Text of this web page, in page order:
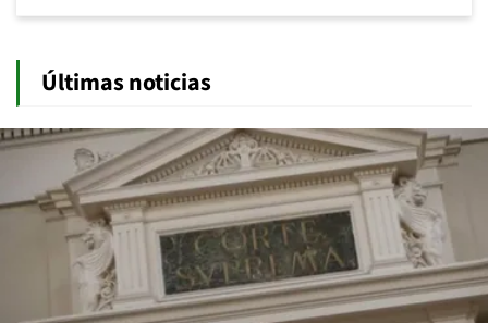
Últimas noticias